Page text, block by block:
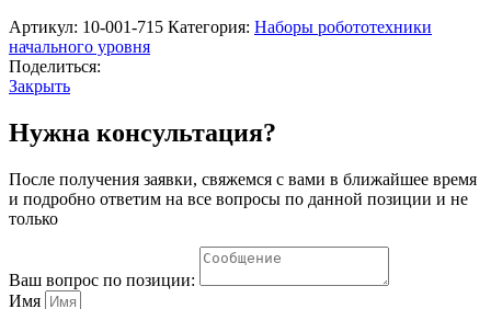
Артикул: 10-001-715 Категория: Наборы робототехники
начального уровня
Поделиться:
Закрыть
Нужна консультация?
После получения заявки, свяжемся с вами в ближайшее время
и подробно ответим на все вопросы по данной позиции и не
только
Ваш вопрос по позиции:
Имя